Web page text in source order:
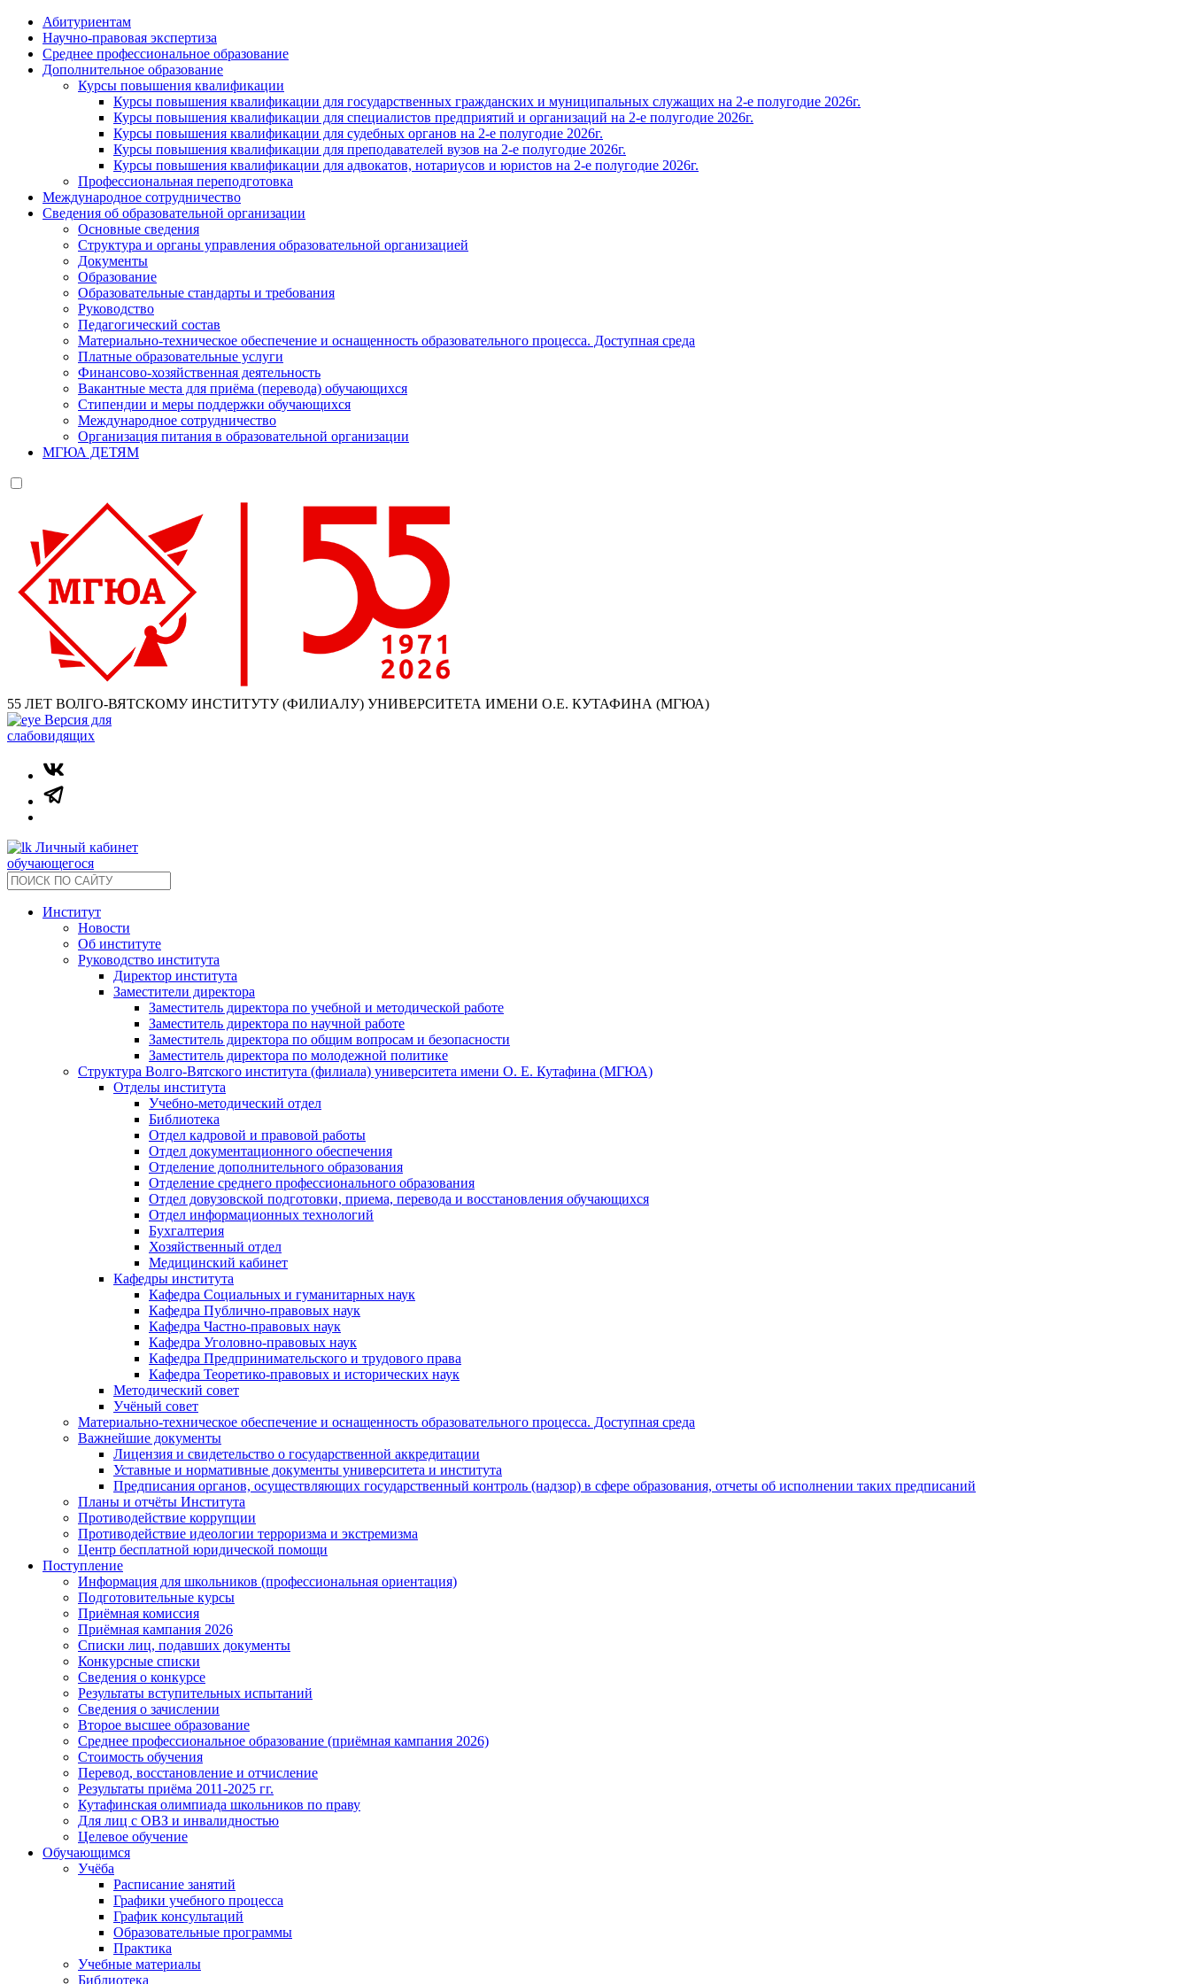
Абитуриентам
Научно-правовая экспертиза
Cреднее профессиональное образование
Дополнительное образование
Курсы повышения квалификации
Курсы повышения квалификации для государственных гражданских и муниципальных служащих на 2-е полугодие 2026г.
Курсы повышения квалификации для специалистов предприятий и организаций на 2-е полугодие 2026г.
Курсы повышения квалификации для судебных органов на 2-е полугодие 2026г.
Курсы повышения квалификации для преподавателей вузов на 2-е полугодие 2026г.
Курсы повышения квалификации для адвокатов, нотариусов и юристов на 2-е полугодие 2026г.
Профессиональная переподготовка
Международное сотрудничество
Сведения об образовательной организации
Основные сведения
Структура и органы управления образовательной организацией
Документы
Образование
Образовательные стандарты и требования
Руководство
Педагогический состав
Материально-техническое обеспечение и оснащенность образовательного процесса. Доступная среда
Платные образовательные услуги
Финансово-хозяйственная деятельность
Вакантные места для приёма (перевода) обучающихся
Стипендии и меры поддержки обучающихся
Международное сотрудничество
Организация питания в образовательной организации
МГЮА ДЕТЯМ
55 ЛЕТ ВОЛГО-ВЯТСКОМУ ИНСТИТУТУ (ФИЛИАЛУ) УНИВЕРСИТЕТА ИМЕНИ О.Е. КУТАФИНА (МГЮА)
Версия для
слабовидящих
Личный кабинет
обучающегося
Институт
Новости
Об институте
Руководство института
Директор института
Заместители директора
Заместитель директора по учебной и методической работе
Заместитель директора по научной работе
Заместитель директора по общим вопросам и безопасности
Заместитель директора по молодежной политике
Структура Волго-Вятского института (филиала) университета имени О. Е. Кутафина (МГЮА)
Отделы института
Учебно-методический отдел
Библиотека
Отдел кадровой и правовой работы
Отдел документационного обеспечения
Отделение дополнительного образования
Отделение среднего профессионального образования
Отдел довузовской подготовки, приема, перевода и восстановления обучающихся
Отдел информационных технологий
Бухгалтерия
Хозяйственный отдел
Медицинский кабинет
Кафедры института
Кафедра Социальных и гуманитарных наук
Кафедра Публично-правовых наук
Кафедра Частно-правовых наук
Кафедра Уголовно-правовых наук
Кафедра Предпринимательского и трудового права
Кафедра Теоретико-правовых и исторических наук
Методический совет
Учёный совет
Материально-техническое обеспечение и оснащенность образовательного процесса. Доступная среда
Важнейшие документы
Лицензия и свидетельство о государственной аккредитации
Уставные и нормативные документы университета и института
Предписания органов, осуществляющих государственный контроль (надзор) в сфере образования, отчеты об исполнении таких предписаний
Планы и отчёты Института
Противодействие коррупции
Противодействие идеологии терроризма и экстремизма
Центр бесплатной юридической помощи
Поступление
Информация для школьников (профессиональная ориентация)
Подготовительные курсы
Приёмная комиссия
Приёмная кампания 2026
Списки лиц, подавших документы
Конкурсные списки
Сведения о конкурсе
Результаты вступительных испытаний
Сведения о зачислении
Второе высшее образование
Среднее профессиональное образование (приёмная кампания 2026)
Стоимость обучения
Перевод, восстановление и отчисление
Результаты приёма 2011-2025 гг.
Кутафинская олимпиада школьников по праву
Для лиц с ОВЗ и инвалидностью
Целевое обучение
Обучающимся
Учёба
Расписание занятий
Графики учебного процесса
График консультаций
Образовательные программы
Практика
Учебные материалы
Библиотека